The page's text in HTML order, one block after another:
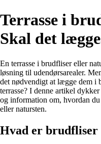
Terrasse i
Skal det
En terrasse i brudfliser eller
løsning til udendørsarealer.
det nødvendigt at lægge dem i
terrasse? I denne artikel
og information om, hvordan
eller natursten.
Hvad er brudfliser